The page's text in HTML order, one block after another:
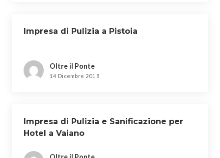
Impresa di Pulizia a Pistoia
Oltre il Ponte
14 Dicembre 2018
Impresa di Pulizia e Sanificazione per
Hotel a Vaiano